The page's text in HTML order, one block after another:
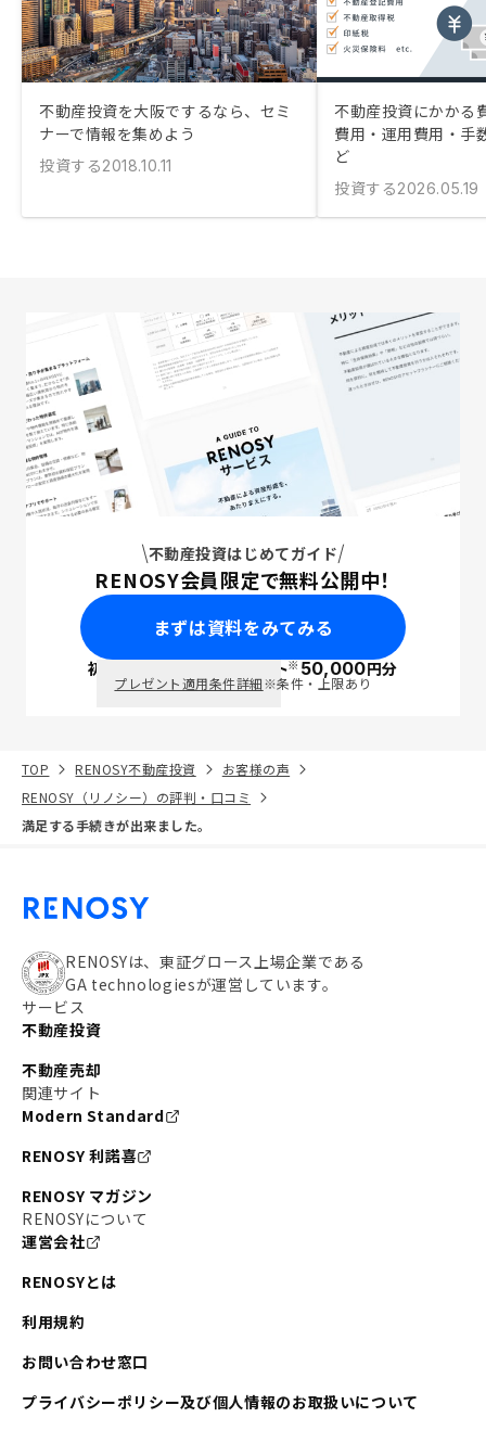
不動産投資を大阪でするなら、セミ
ナーで情報を集めよう
投資する2018.10.11
不動産投資にかかる
費用・運用費用・手
ど
投資する2026.05.19
不動産投資はじめてガイド
RENOSY会員限定で無料公開中！
まずは資料をみてみる
初回面談で ポイント※50,000円分
プレゼント適用条件詳細※条件・上限あり
TOP RENOSY不動産投資
お客様の声
RENOSY（リノシー）の評判・口コミ
満足する手続きが出来ました。
RENOSYは、東証グロース上場企業である
GA technologiesが運営しています。
サービス
不動産投資
不動産売却
関連サイト
Modern Standard
RENOSY 利諾喜
RENOSY マガジン
RENOSYについて
運営会社
RENOSYとは
利用規約
お問い合わせ窓口
プライバシーポリシー及び個人情報のお取扱いについて